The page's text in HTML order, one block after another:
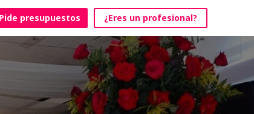
Pide presupuestos ¿Eres un profesional?